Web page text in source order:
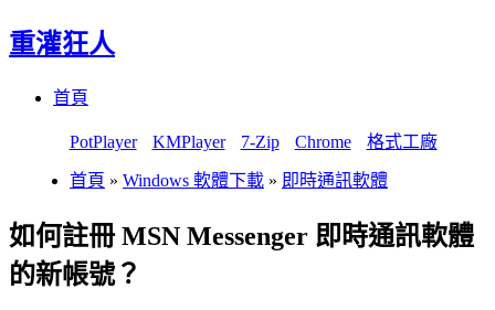
重灌狂人
首頁
PotPlayer KMPlayer 7-Zip Chrome 格式工廠
首頁 » Windows 軟體下載 » 即時通訊軟體
如何註冊 MSN Messenger 即時通訊軟體
的新帳號？